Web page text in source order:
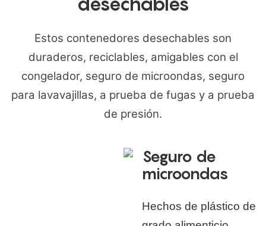
Estos contenedores desechables son
duraderos, reciclables, amigables con el
congelador, seguro de microondas, seguro
para lavavajillas, a prueba de fugas y a prueba
de presión.
Seguro de
microondas
Hechos de plástico de